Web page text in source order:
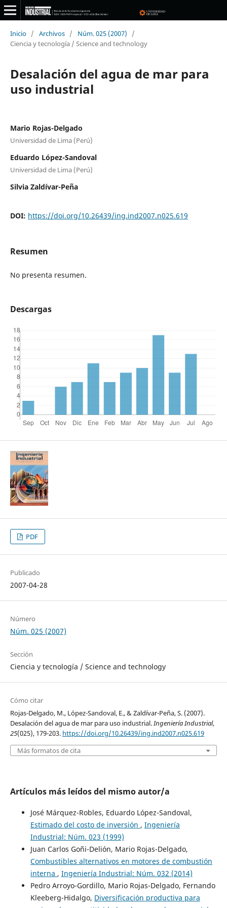
Inicio / Archivos / Núm. 025 (2007)
/
Ciencia y tecnología / Science and technology
Desalación del agua de mar para
uso industrial
Mario Rojas-Delgado
Universidad de Lima (Perú)
Eduardo López-Sandoval
Universidad de Lima (Perú)
Silvia Zaldívar-Peña
DOI: https://doi.org/10.26439/ing.ind2007.n025.619
Resumen
No presenta resumen.
Descargas
PDF
Publicado
2007-04-28
Número
Núm. 025 (2007)
Sección
Ciencia y tecnología / Science and technology
Cómo citar
Rojas-Delgado, M., López-Sandoval, E., & Zaldívar-Peña, S. (2007).
Desalación del agua de mar para uso industrial.Ingeniería Industrial,
25(025), 179-203. https://doi.org/10.26439/ing.ind2007.n025.619
Más formatos de cita
Artículos más leídos del mismo autor/a
José Márquez-Robles, Eduardo López-Sandoval,
Estimado del costo de inversión , Ingeniería
Industrial: Núm. 023 (1999)
Juan Carlos Goñi-Delión, Mario Rojas-Delgado,
Combustibles alternativos en motores de combustión
interna , Ingeniería Industrial: Núm. 032 (2014)
Pedro Arroyo-Gordillo, Mario Rojas-Delgado, Fernando
Kleeberg-Hidalgo, Diversificación productiva para